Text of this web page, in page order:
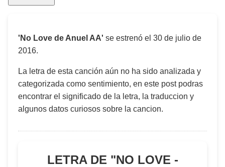
'No Love de Anuel AA' se estrenó el 30 de julio de
2016.
La letra de esta canción aún no ha sido analizada y
categorizada como sentimiento, en este post podras
encontrar el significado de la letra, la traduccion y
algunos datos curiosos sobre la cancion.
LETRA DE "NO LOVE -